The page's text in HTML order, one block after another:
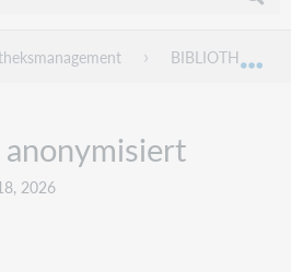
expandieren/verbergenBIBLIOTHECA
anonymisiert
2026